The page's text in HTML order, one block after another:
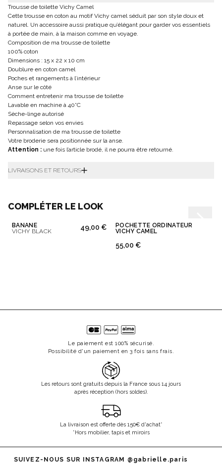
Trousse de toilette Vichy Camel
Cette trousse en coton au motif Vichy camel séduit par son style doux et
naturel. Un accessoire aussi pratique qu’élégant pour garder vos essentiels
à portée de main, à la maison comme en voyage.
Composition de ma trousse de toilette
100% coton
Dimensions : 15 x 22 x 10 cm
Doublure en coton camel
Poches et rangements à l’intérieur
Anse sur le côté
Comment entretenir ma trousse de toilette
Lavable en machine à 40°C
Sèche-linge autorisé
Repassage selon vos envies
Personnalisation de ma trousse de toilette
Votre broderie sera positionnée sur la anse.
Attention : une fois l’article brodé, il ne pourra être retourné.
LIVRAISONS ET RETOURS
COMPLÉTER LE LOOK
BANANE
VICHY BLACK
49,00 €
POCHETTE ORDINATEUR
VICHY CAMEL
55,00 €
Le paiement est 100% sécurisé.
Possibilité d'un paiement en 3 fois sans frais.
Les retours sont gratuits depuis la France sous 14 jours
après réception (hors soldes).
La livraison est offerte dès 150€ d'achat*
*Hors mobilier, tapis et miroirs
SUIVEZ-NOUS SUR INSTAGRAM @gabrielle.paris